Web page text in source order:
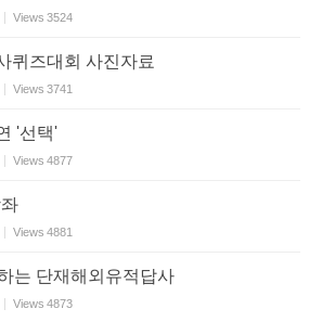
Views 3524
퀴즈대회 사진자료
Views 3741
'선택'
Views 4877
Views 4881
는 단재해외유적답사
Views 4873